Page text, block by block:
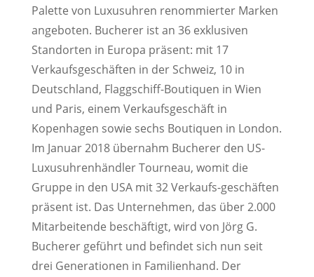
Palette von Luxusuhren renommierter Marken
angeboten. Bucherer ist an 36 exklusiven
Standorten in Europa präsent: mit 17
Verkaufsgeschäften in der Schweiz, 10 in
Deutschland, Flaggschiff-Boutiquen in Wien
und Paris, einem Verkaufsgeschäft in
Kopenhagen sowie sechs Boutiquen in London.
Im Januar 2018 übernahm Bucherer den US-
Luxusuhrenhändler Tourneau, womit die
Gruppe in den USA mit 32 Verkaufs-geschäften
präsent ist. Das Unternehmen, das über 2.000
Mitarbeitende beschäftigt, wird von Jörg G.
Bucherer geführt und befindet sich nun seit
drei Generationen in Familienhand. Der